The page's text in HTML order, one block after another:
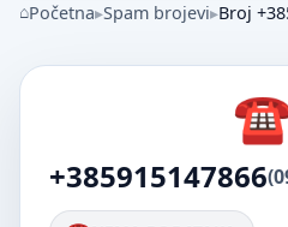
Početna Spam brojevi Broj
+385915147866